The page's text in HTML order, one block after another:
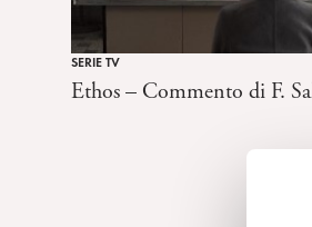
SERIE TV
Ethos – Commento di F.